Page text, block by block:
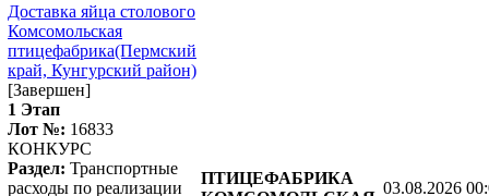
Доставка яйца столового
Комсомольская
птицефабрика(Пермский
край, Кунгурский район)
[Завершен]
1 Этап
Лот №: 16833
КОНКУРС
Раздел: Транспортные
расходы по реализации
ПТИЦЕФАБРИКА
03.08.2026